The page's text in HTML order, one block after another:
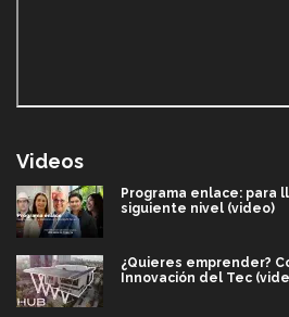
Videos
Programa enlace: para
siguiente nivel (video)
¿Quieres emprender?
Innovación del Tec